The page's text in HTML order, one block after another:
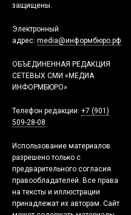
защищены.
Электронный
адрес: media@информбюро.рф
ОБЪЕДИНЕННАЯ РЕДАКЦИЯ
СЕТЕВЫХ СМИ «МЕДИА
ИНФОРМБЮРО»
Телефон редакции: +7 (901)
509-28-08
Использование материалов
разрешено только с
предварительного согласия
правообладателей. Все права
на тексты и иллюстрации
принадлежат их авторам. Сайт